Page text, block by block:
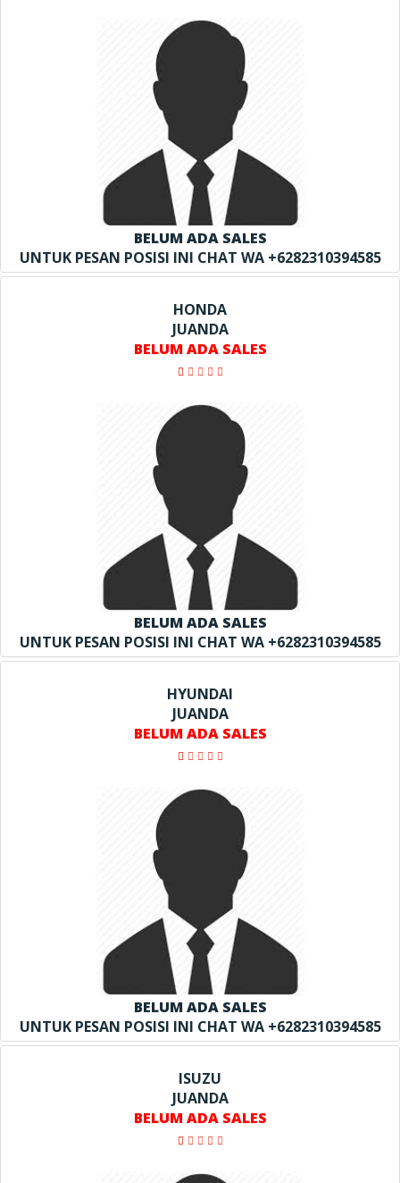
BELUM ADA SALES
UNTUK PESAN POSISI INI CHAT WA +6282310394585
HONDA
JUANDA
BELUM ADA SALES
BELUM ADA SALES
UNTUK PESAN POSISI INI CHAT WA +6282310394585
HYUNDAI
JUANDA
BELUM ADA SALES
BELUM ADA SALES
UNTUK PESAN POSISI INI CHAT WA +6282310394585
ISUZU
JUANDA
BELUM ADA SALES